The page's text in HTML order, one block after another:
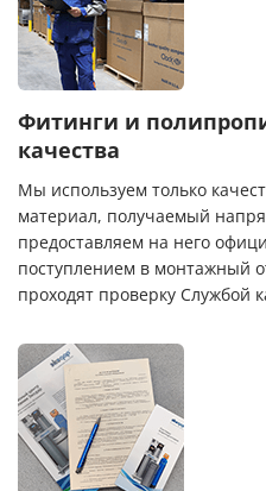
Фитинги и
качества
Мы используем только
материал, получаемый
предоставляем на него
поступлением в монтажный
проходят проверку Службой